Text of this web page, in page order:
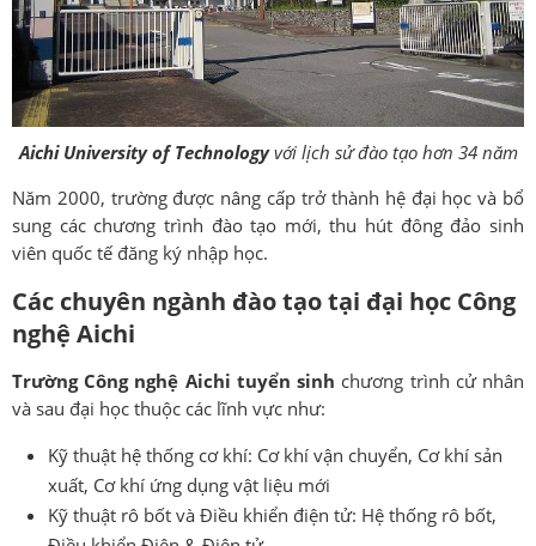
Aichi University of Technologyvới lịch sử đào tạo hơn 34 năm
Năm 2000, trường được nâng cấp trở thành hệ đại học và bổ
sung các chương trình đào tạo mới, thu hút đông đảo sinh
viên quốc tế đăng ký nhập học.
Các chuyên ngành đào tạo tại đại học Công
nghệ Aichi
Trường Công nghệ Aichi tuyển sinh chương trình cử nhân
và sau đại học thuộc các lĩnh vực như:
Kỹ thuật hệ thống cơ khí: Cơ khí vận chuyển, Cơ khí sản
xuất, Cơ khí ứng dụng vật liệu mới
Kỹ thuật rô bốt và Điều khiển điện tử: Hệ thống rô bốt,